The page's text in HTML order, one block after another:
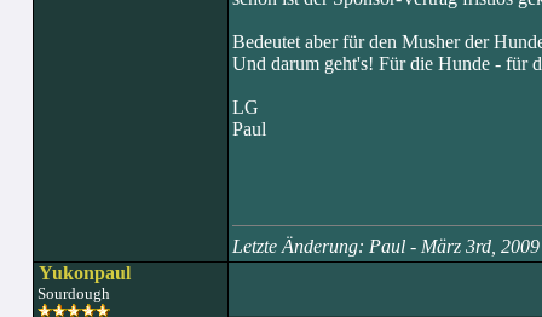
Bedeutet aber für den Musher der
Und darum geht's! Für die Hunde - für
LG
Paul
Letzte Änderung: Paul - März 3rd,
Yukonpaul
Sourdough